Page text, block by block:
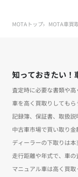
MOTAトップ MOTA車買
知っておきたい！
査定時に必要な書類や
車を高く買取りしても
記録簿、保証書、取扱
中古車市場で買い取り
ディーラーの下取りは
走行距離や年式で、車
マニュアル車は高く買取